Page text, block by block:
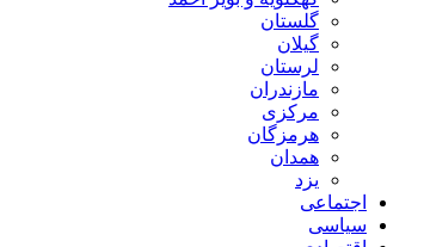
گلستان
گیلان
لرستان
مازندران
مرکزی
هرمزگان
همدان
یزد
اجتماعی
سیاسی